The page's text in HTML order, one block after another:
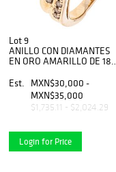
Lot 9
ANILLO CON DIAMANTES
EN ORO AMARILLO DE 18K
COLECCIÃƒâ€œN ROCK
SEASON Peso: 7.6 g. Talla: 7
Est.
MXN$30,000 -
MXN$35,000
$1,735.11 - $2,024.29
Login for Price